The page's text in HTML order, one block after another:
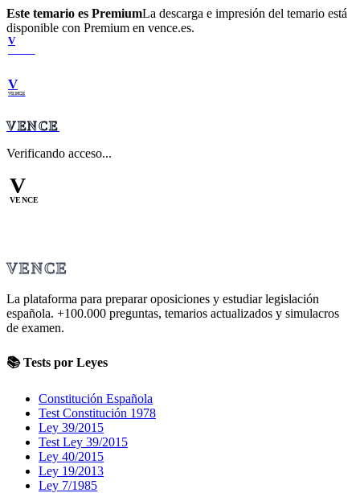
Este temario es PremiumLa descarga e impresión del temario está
disponible con Premium en vence.es.
V
V
VENCE
VENCE
Verificando acceso...
V
VENCE
VENCE
La plataforma para preparar oposiciones y estudiar legislación
española. +100.000 preguntas, temarios actualizados y simulacros
de examen.
📚 Tests por Leyes
Constitución Española
Test Constitución 1978
Ley 39/2015
Test Ley 39/2015
Ley 40/2015
Ley 19/2013
Ley 7/1985